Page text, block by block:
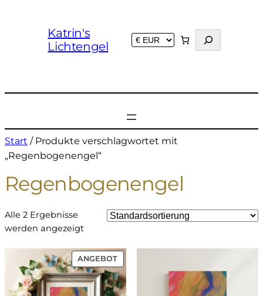
Katrin's
Lichtengel
u
Start / Produkte verschlagwortet mit
„Regenbogenengel“
Regenbogenengel
Alle 2 Ergebnisse
werden angezeigt
ANGEBOTPRODUKT
IM
ANGEBOT